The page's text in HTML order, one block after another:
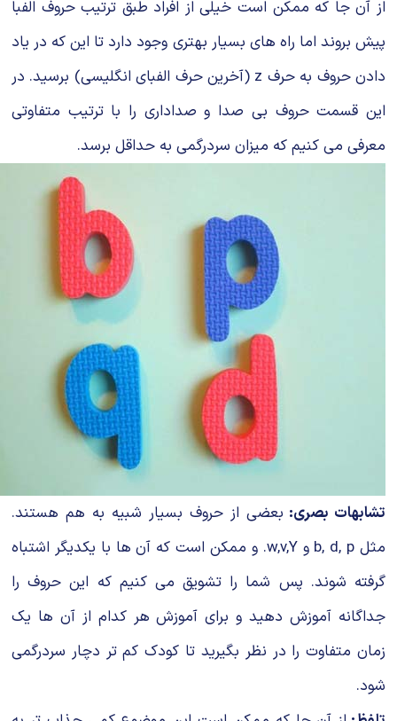
از آن جا که ممکن است خیلی از افراد طبق ترتیب حروف الفبا
پیش بروند اما راه های بسیار بهتری وجود دارد تا این که در یاد
دادن حروف به حرف z (آخرین حرف الفبای انگلیسی) برسید. در
این قسمت حروف بی صدا و صداداری را با ترتیب متفاوتی
معرفی می کنیم که میزان سردرگمی به حداقل برسد.
تشابهات بصری: بعضی از حروف بسیار شبیه به هم هستند.
مثل b, d, p و w,v,Y. و ممکن است که آن ها با یکدیگر اشتباه
گرفته شوند. پس شما را تشویق می‌ کنیم که این حروف را
جداگانه آموزش دهید و برای آموزش هر کدام از آن ها یک
زمان متفاوت را در نظر بگیرید تا کودک کم تر دچار سردرگمی
شود.